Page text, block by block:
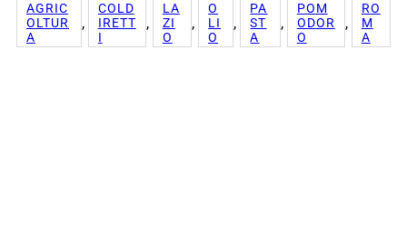
AGRIC
OLTUR
A
,
COLD
IRETT
I
,
LA
ZI
O
,
O
LI
O
,
PA
ST
A
,
POM
ODOR
O
,
RO
M
A